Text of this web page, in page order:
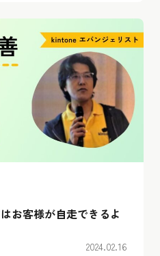
お客様が自走できるよ
2024.02.16